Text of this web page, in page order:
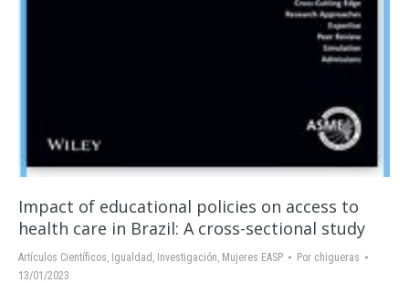
Impact of educational policies on access to
health care in Brazil: A cross-sectional study
Artículos Científicos Igualdad Investigación Mujeres EASP Por chigueras
13/01/2023